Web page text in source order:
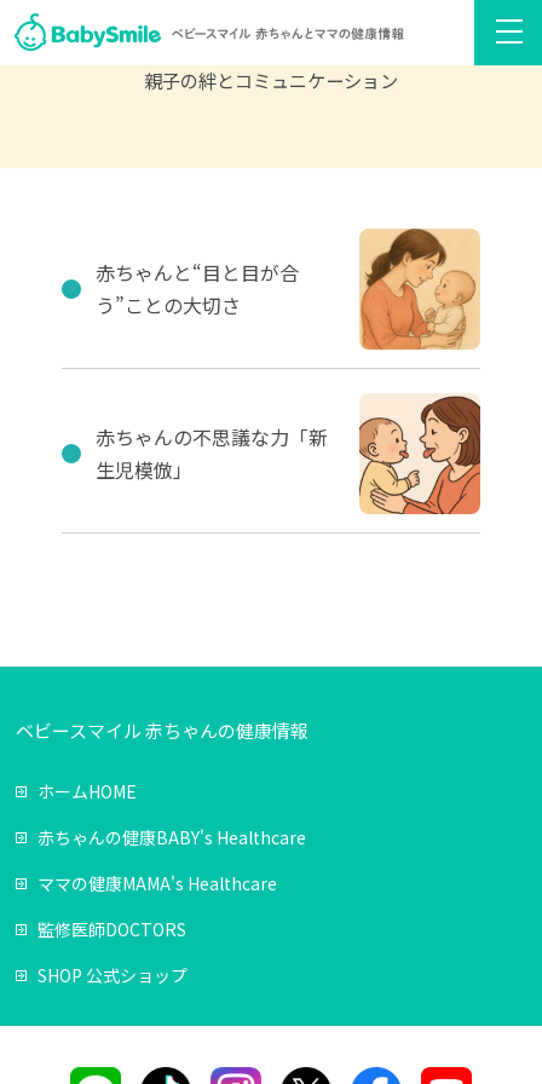
親子の絆とコミュニケーション
赤ちゃんと“目と目が合
う”ことの大切さ
赤ちゃんの不思議な力「新
生児模倣」
ベビースマイル 赤ちゃんの健康情報
ホームHOME
赤ちゃんの健康BABY's Healthcare
ママの健康MAMA's Healthcare
監修医師DOCTORS
SHOP 公式ショップ